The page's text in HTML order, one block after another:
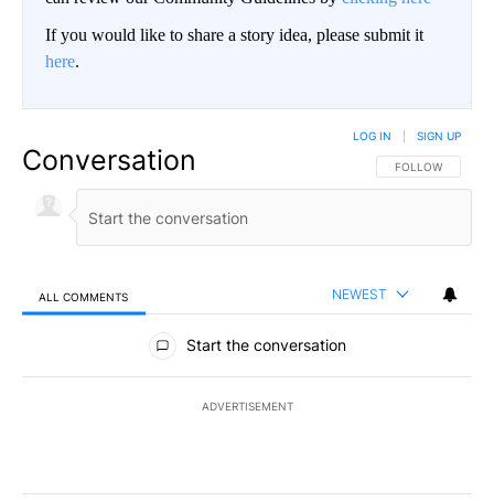
If you would like to share a story idea, please submit it
here.
Conversation FOLLOW THIS
FOLLOW
LOG IN SIGN UP
ALL COMMENTS NEWEST
All Comments
Start the conversation
ADVERTISEMENT